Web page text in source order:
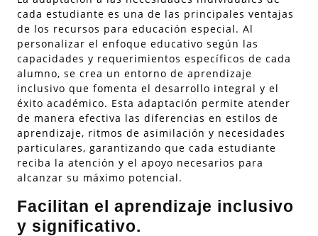
cada estudiante es una de las principales ventajas
de los recursos para educación especial. Al
personalizar el enfoque educativo según las
capacidades y requerimientos específicos de cada
alumno, se crea un entorno de aprendizaje
inclusivo que fomenta el desarrollo integral y el
éxito académico. Esta adaptación permite atender
de manera efectiva las diferencias en estilos de
aprendizaje, ritmos de asimilación y necesidades
particulares, garantizando que cada estudiante
reciba la atención y el apoyo necesarios para
alcanzar su máximo potencial.
Facilitan el aprendizaje inclusivo
y significativo.